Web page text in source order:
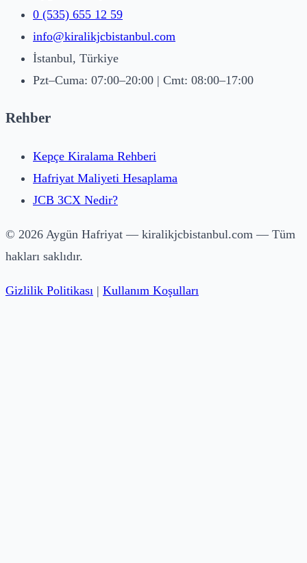
0 (535) 655 12 59
info@kiralikjcbistanbul.com
İstanbul, Türkiye
Pzt–Cuma: 07:00–20:00 | Cmt: 08:00–17:00
Rehber
Kepçe Kiralama Rehberi
Hafriyat Maliyeti Hesaplama
JCB 3CX Nedir?
© 2026 Aygün Hafriyat — kiralikjcbistanbul.com — Tüm
hakları saklıdır.
Gizlilik Politikası | Kullanım Koşulları